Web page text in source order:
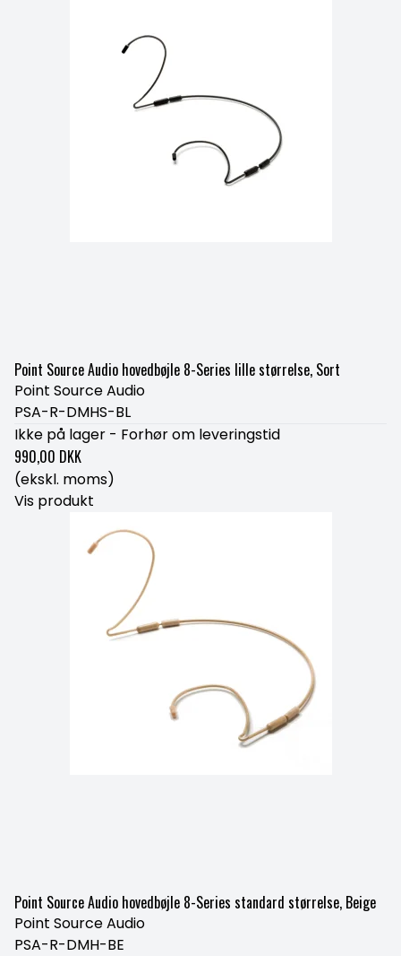
Point Source Audio hovedbøjle 8-Series lille størrelse, Sort
Point Source Audio
PSA-R-DMHS-BL
Ikke på lager - Forhør om leveringstid
990,00 DKK
(ekskl. moms)
Vis produkt
Point Source Audio hovedbøjle 8-Series standard størrelse, Beige
Point Source Audio
PSA-R-DMH-BE